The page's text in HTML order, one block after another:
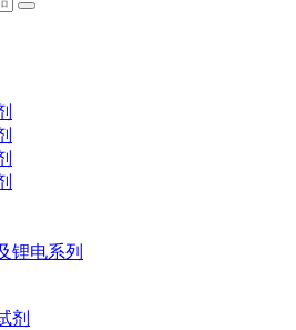
锂电系列
剂